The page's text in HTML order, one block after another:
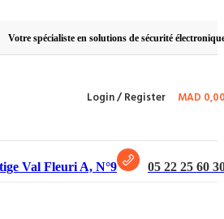
Votre spécialiste en solutions de sécurité
Login / Register MAD
Val Fleuri A, N°9 05 22 25 60